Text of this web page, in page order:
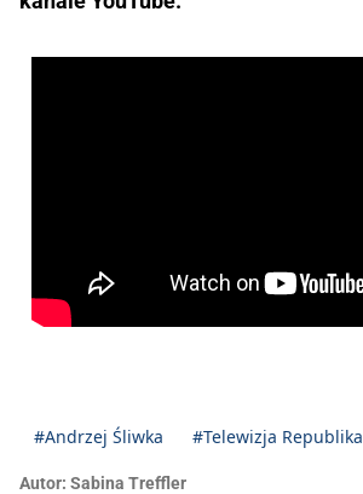
#Andrzej Śliwka #Telewizja Republika
Autor: Sabina Treffler